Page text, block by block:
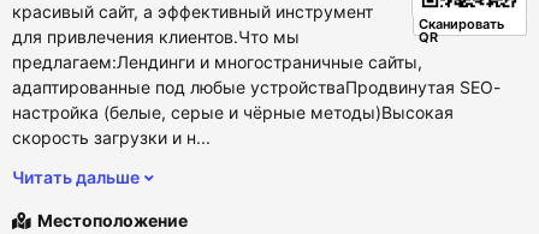
Сканировать
QR
красивый сайт, а эффективный инструмент
для привлечения клиентов.Что мы
предлагаем:Лендинги и многостраничные сайты,
адаптированные под любые устройстваПродвинутая SEO-
настройка (белые, серые и чёрные методы)Высокая
скорость загрузки и н...
Читать дальше
Местоположение